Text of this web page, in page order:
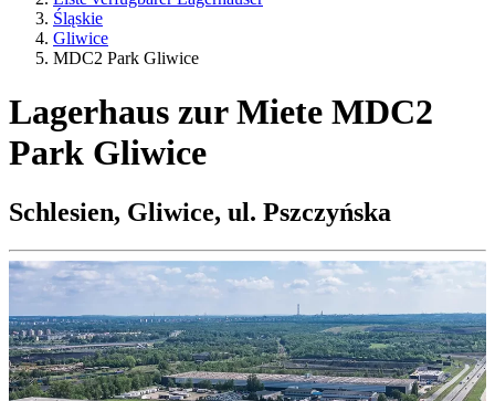
Śląskie
Gliwice
MDC2 Park Gliwice
Lagerhaus zur Miete MDC2
Park Gliwice
Schlesien, Gliwice, ul. Pszczyńska